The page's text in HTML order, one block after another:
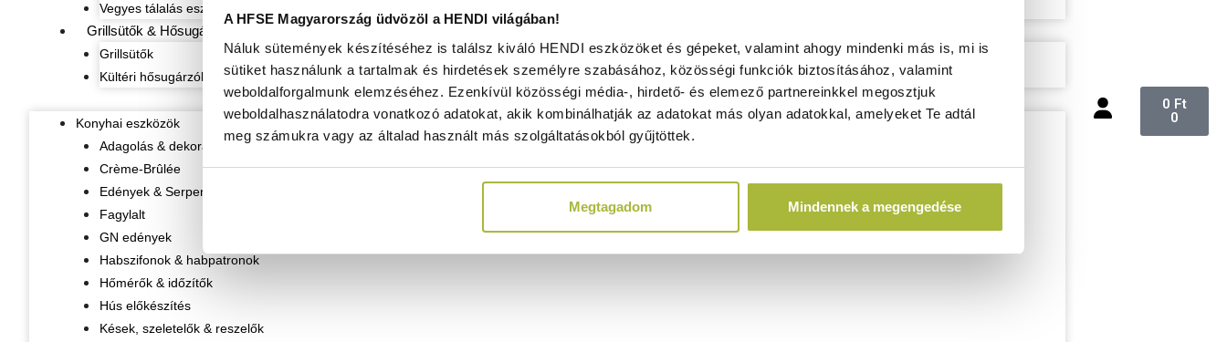
A HFSE Magyarország üdvözöl a HENDI világában!
Náluk sütemények készítéséhez is találsz kiváló HENDI eszközöket és gépeket, valamint ahogy mindenki más is, mi is
sütiket használunk a tartalmak és hirdetések személyre szabásához, közösségi funkciók biztosításához, valamint
weboldalforgalmunk elemzéséhez. Ezenkívül közösségi média-, hirdető- és elemező partnereinkkel megosztjuk
weboldalhasználatodra vonatkozó adatokat, akik kombinálhatják az adatokat más olyan adatokkal, amelyeket Te adtál
meg számukra vagy az általad használt más szolgáltatásokból gyűjtöttek.
Megtagadom Mindennek a megengedése
Vegyes tálalás eszközök
Grillsütők & Hősugárzók
Grillsütők
Kültéri hősugárzók
Konyhai eszközök
Adagolás & dekorálás
Crème-Brûlée
Edények & Serpenyők
Fagylalt
GN edények
Habszifonok & habpatronok
Hőmérők & időzítők
Hús előkészítés
Kések, szeletelők & reszelők
0 Ft
0